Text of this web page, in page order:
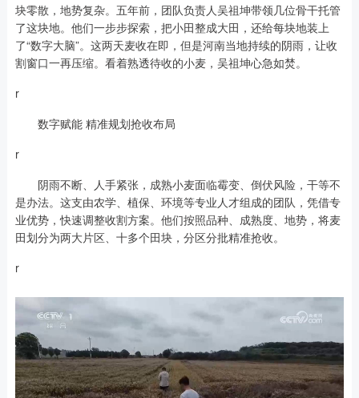
块零散，地势复杂。五年前，团队负责人吴祖坤带领几位骨干托管
了这块地。他们一步步探索，把小田整成大田，还给每块地装上
了“数字大脑”。这两天麦收在即，但是河南当地持续的阴雨，让收
割窗口一再压缩。看着熟透待收的小麦，吴祖坤心急如焚。
r
数字赋能 精准规划抢收布局
r
阴雨不断、人手紧张，成熟小麦面临霉变、倒伏风险，干等不
是办法。这支由农学、植保、环境等专业人才组成的团队，凭借专
业优势，快速调整收割方案。他们按照品种、成熟度、地势，将麦
田划分为两大片区、十多个田块，分区分批精准抢收。
r